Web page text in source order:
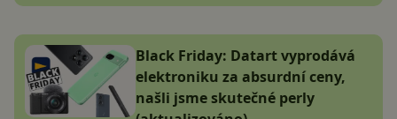
Black Friday: Datart vyprodává
elektroniku za absurdní ceny,
našli jsme skutečné perly